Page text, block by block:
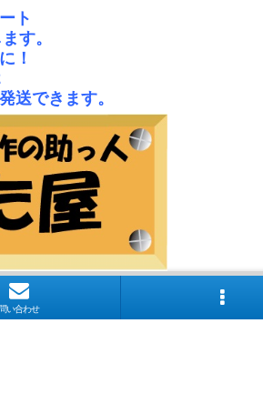
ト
す。
！
送できます。
い合わせ